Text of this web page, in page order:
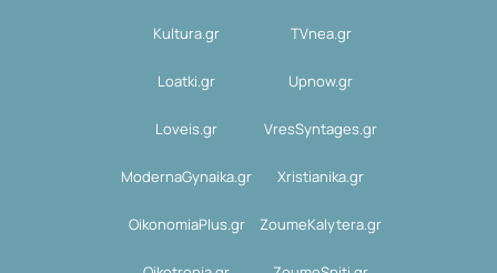
Kultura.gr TVnea.gr
Loatki.gr Upnow.gr
Loveis.gr VresSyntages.gr
ModernaGynaika.gr Xristianika.gr
OikonomiaPlus.gr ZoumeKalytera.gr